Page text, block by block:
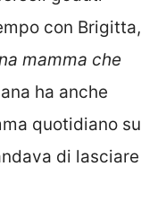
con Brigitta,
mamma che
ha anche
quotidiano su
di lasciare